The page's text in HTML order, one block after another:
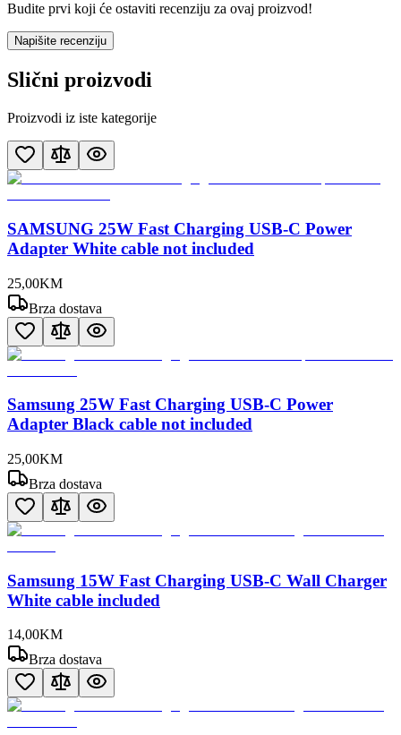
Budite prvi koji će ostaviti recenziju za ovaj proizvod!
Napišite recenziju
Slični proizvodi
Proizvodi iz iste kategorije
SAMSUNG 25W Fast Charging USB-C Power
Adapter White cable not included
25,00KM
Brza dostava
Samsung 25W Fast Charging USB-C Power
Adapter Black cable not included
25,00KM
Brza dostava
Samsung 15W Fast Charging USB-C Wall Charger
White cable included
14,00KM
Brza dostava